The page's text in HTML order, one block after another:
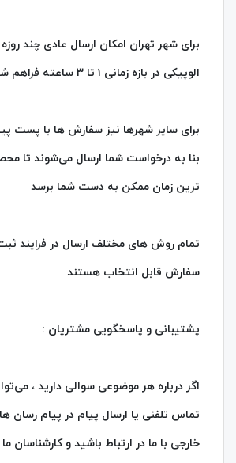
برای شهر تهران امکان ارسال عادی چند
الوپیکی در بازه زمانی ۱ تا ۳ ساعته فراهم شده است
برای سایر شهرها نیز سفارش‌ ها با پست
بنا به درخواست شما ارسال می‌شوند تا
ترین زمان ممکن به دست شما برسد
تمام روش های مختلف ارسال در فرایند
سفارش قابل انتخاب هستند
پشتیبانی و پاسخگویی مشتریان :
اگر درباره هر موضوعی سوالی دارید ،
تماس تلفنی یا ارسال پیام در پیام‌ رسان‌
خارجی با ما در ارتباط باشید و کارشناسان